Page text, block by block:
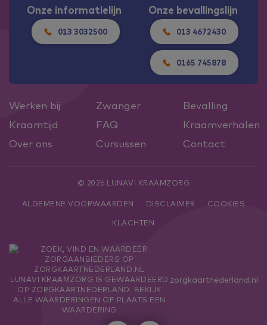
Onze informatielijn
013 3032500
Onze bevallingslijn
013 4672430
0165 745878
Werken bij Zwanger
Bevalling
Kraamtijd
FAQ
Kraamverhalen
Over ons
Cursussen Contact
© 2026 LUNAVI KRAAMZORG
ALGEMENE VOORWAARDEN DISCLAIMER
COOKIES
KLACHTEN
LUNAVI KRAAMZORG IS GEWAARDEERD
OP ZORGKAARTNEDERLAND. BEKIJK
ALLE WAARDERINGEN OF PLAATS EEN
WAARDERING
zorgkaartnederland.nl